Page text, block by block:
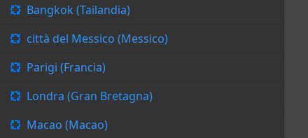
Bangkok (Tailandia)
città del Messico (Messico)
Parigi (Francia)
Londra (Gran Bretagna)
Macao (Macao)